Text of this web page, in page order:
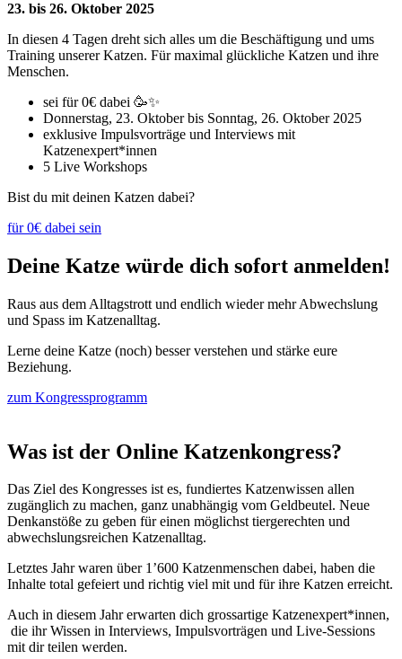
23. bis 26. Oktober 2025
In diesen 4 Tagen dreht sich alles um die Beschäftigung und ums
Training unserer Katzen. Für maximal glückliche Katzen und ihre
Menschen.
sei für 0€ dabei 🥳✨
Donnerstag, 23. Oktober bis Sonntag, 26. Oktober 2025
exklusive Impulsvorträge und Interviews mit
Katzenexpert*innen
5 Live Workshops
Bist du mit deinen Katzen dabei?
für 0€ dabei sein
Deine Katze würde dich sofort anmelden!
Raus aus dem Alltagstrott und endlich wieder mehr Abwechslung
und Spass im Katzenalltag.
Lerne deine Katze (noch) besser verstehen und stärke eure
Beziehung.
zum Kongressprogramm
Was ist der Online Katzenkongress?
Das Ziel des Kongresses ist es, fundiertes Katzenwissen allen
zugänglich zu machen, ganz unabhängig vom Geldbeutel. Neue
Denkanstöße zu geben für einen möglichst tiergerechten und
abwechslungsreichen Katzenalltag.
Letztes Jahr waren über 1’600 Katzenmenschen dabei, haben die
Inhalte total gefeiert und richtig viel mit und für ihre Katzen erreicht.
Auch in diesem Jahr erwarten dich grossartige Katzenexpert*innen,
die ihr Wissen in Interviews, Impulsvorträgen und Live-Sessions
mit dir teilen werden.